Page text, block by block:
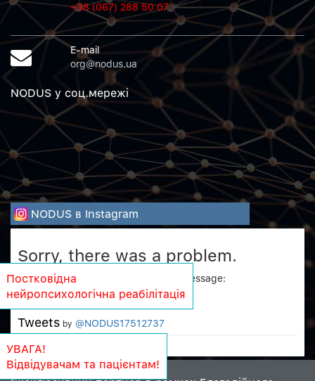
+38 (067) 288 50 07
E-mail
org@nodus.ua
NODUS у соц.мережi
NODUS в Instagram
Sorry, there was a problem.
Twitter returned the following error message:
Could not authenticate you.
Tweets by @NODUS17512737
Copyright © 2011-2026 NODUS
Постковідна
нейропсихологічна реабілітація
УВАГА!
Відвідувачам та пацієнтам!